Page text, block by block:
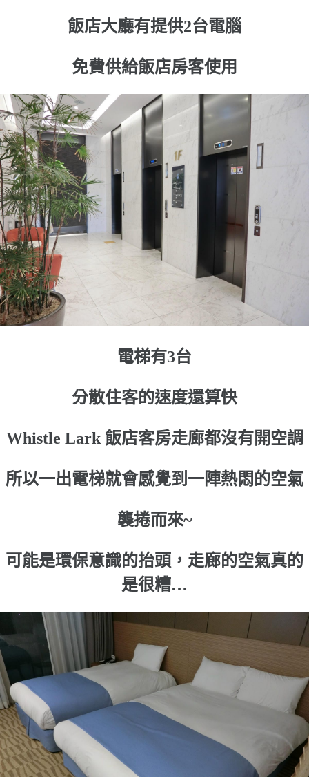
飯店大廳有提供2台電腦
免費供給飯店房客使用
電梯有3台
分散住客的速度還算快
Whistle Lark 飯店客房走廊都沒有開空調
所以一出電梯就會感覺到一陣熱悶的空氣
襲捲而來~
可能是環保意識的抬頭，走廊的空氣真的
是很糟…